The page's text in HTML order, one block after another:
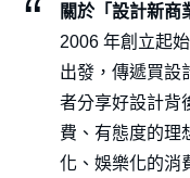
關於「設計新商
2006 年創立起
出發，傳遞買設
者分享好設計背
費、有態度的理
化、娛樂化的消